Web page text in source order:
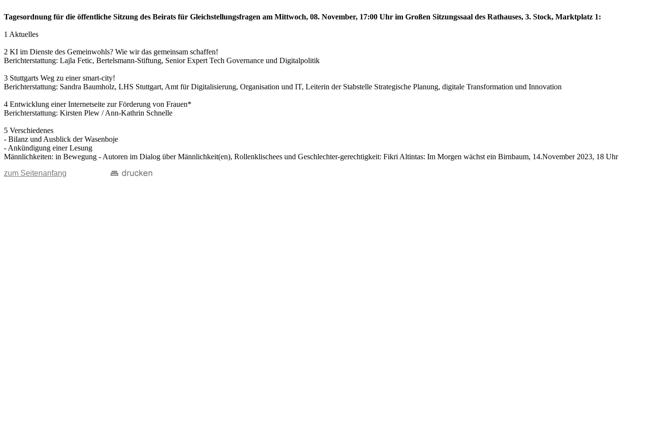
Tagesordnung für die öffentliche Sitzung des Beirats für Gleichstellungsfragen am Mittwoch, 08. November, 17:00 Uhr im Großen Sitzungssaal des Rathauses, 3. Stock, Marktplatz 1:
1 Aktuelles
2 KI im Dienste des Gemeinwohls? Wie wir das gemeinsam schaffen!
Berichterstattung: Lajla Fetic, Bertelsmann-Stiftung, Senior Expert Tech Governance und Digitalpolitik
3 Stuttgarts Weg zu einer smart-city!
Berichterstattung: Sandra Baumholz, LHS Stuttgart, Amt für Digitalisierung, Organisation und IT, Leiterin der Stabstelle Strategische Planung, digitale Transformation und Innovation
4 Entwicklung einer Internetseite zur Förderung von Frauen*
Berichterstattung: Kirsten Plew / Ann-Kathrin Schnelle
5 Verschiedenes
- Bilanz und Ausblick der Wasenboje
- Ankündigung einer Lesung
Männlichkeiten: in Bewegung - Autoren im Dialog über Männlichkeit(en), Rollenklischees und Geschlechter-gerechtigkeit: Fikri Altintas: Im Morgen wächst ein Birnbaum, 14.November 2023, 18 Uhr
zum Seitenanfang